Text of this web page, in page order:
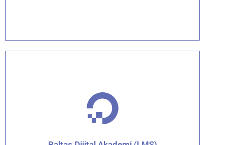
Detaylar için tıklayın